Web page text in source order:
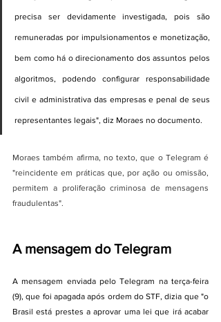
precisa ser devidamente investigada, pois são
remuneradas por impulsionamentos e monetização,
bem como há o direcionamento dos assuntos pelos
algoritmos, podendo configurar responsabilidade
civil e administrativa das empresas e penal de seus
representantes legais", diz Moraes no documento.
Moraes também afirma, no texto, que o Telegram é
"reincidente em práticas que, por ação ou omissão,
permitem a proliferação criminosa de mensagens
fraudulentas".
A mensagem do Telegram
A mensagem enviada pelo Telegram na terça-feira
(9), que foi apagada após ordem do STF, dizia que "o
Brasil está prestes a aprovar uma lei que irá acabar